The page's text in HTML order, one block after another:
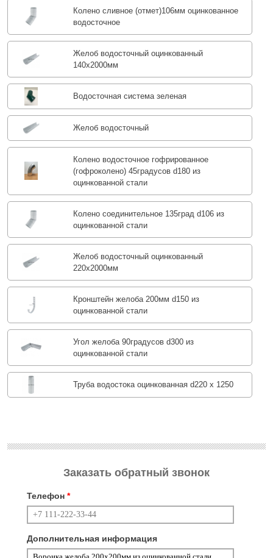
Колено сливное (отмет)106мм оцинкованное
водосточное
Желоб водосточный оцинкованный
140х2000мм
Водосточная система зеленая
Желоб водосточный
Колено водосточное гофрированное
(гофроколено) 45градусов d180 из
оцинкованной стали
Колено соединительное 135град d106 из
оцинкованной стали
Желоб водосточный оцинкованный
220х2000мм
Кронштейн желоба 200мм d150 из
оцинкованной стали
Угол желоба 90градусов d300 из
оцинкованной стали
Труба водостока оцинкованная d220 х 1250
Заказать обратный звонок
Телефон *
Дополнительная информация